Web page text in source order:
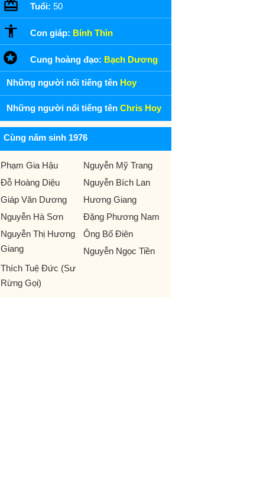
Tuổi: 50
Con giáp: Bính Thìn
Cung hoàng đạo: Bạch Dương
Những người nổi tiếng tên Hoy
Những người nổi tiếng tên Chris Hoy
Cùng năm sinh 1976
Phạm Gia Hậu
Nguyễn Mỹ Trang
Đỗ Hoàng Diệu
Nguyễn Bích Lan
Giáp Văn Dương
Hương Giang
Nguyễn Hà Sơn
Đặng Phương Nam
Nguyễn Thị Hương
Giang
Ông Bố Điên
Nguyễn Ngọc Tiền
Thích Tuệ Đức (Sư
Rừng Gọi)